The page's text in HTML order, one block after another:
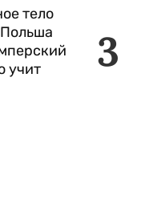
3
тело
учит